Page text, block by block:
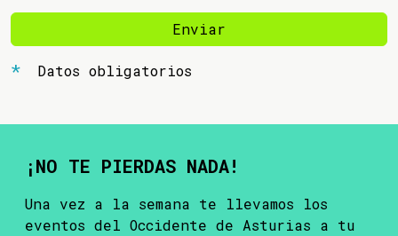
Enviar
Datos obligatorios
¡NO TE PIERDAS NADA!
Una vez a la semana te llevamos los
eventos del Occidente de Asturias a tu